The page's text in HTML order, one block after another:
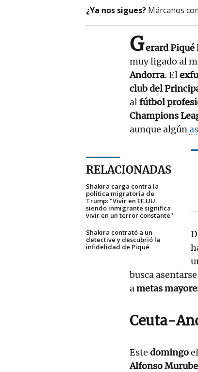
¿Ya nos sigues? Márcanos
Gerard Piqué
muy ligado al
Andorra. El
club del
alfútbol
Champions
aunque algún
RELACIONADAS
Shakira carga contra la
política migratoria de
Trump: "Vivir en EE.UU.
siendo inmigrante significa
vivir en un terror constante"
Shakira contrató a un
detective y descubrió la
infidelidad de Piqué
busca
ametas
Ceuta-
Este domingo
Alfonso Murube